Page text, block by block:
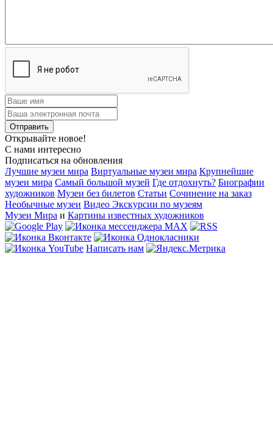
Открывайте новое!
С нами интересно
Подписаться на обновления
Лучшие музеи мира Виртуальные музеи мира Крупнейшие
музеи мира Самый большой музей Где отдохнуть? Биографии
художников Музеи без билетов Статьи Сочинение на заказ
Необычные музеи Видео Экскурсии по музеям
Музеи Мира и Картины известных художников
Написать нам